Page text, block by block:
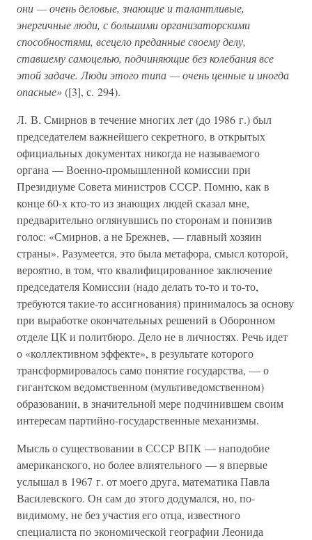
они — очень деловые, знающие и талантливые,
энергичные люди, с большими организаторскими
способностями, всецело преданные своему делу,
ставшему самоцелью, подчиняющие без колебания все
этой задаче. Люди этого типа — очень ценные и иногда
опасные»([3], с. 294).
Л. В. Смирнов в течение многих лет (до 1986 г.) был
председателем важнейшего секретного, в открытых
официальных документах никогда не называемого
органа — Военно-промышленной комиссии при
Президиуме Совета министров СССР. Помню, как в
конце 60-х кто-то из знающих людей сказал мне,
предварительно оглянувшись по сторонам и понизив
голос: «Смирнов, а не Брежнев, — главный хозяин
страны». Разумеется, это была метафора, смысл которой,
вероятно, в том, что квалифицированное заключение
председателя Комиссии (надо делать то-то и то-то,
требуются такие-то ассигнования) принималось за основу
при выработке окончательных решений в Оборонном
отделе ЦК и политбюро. Дело не в личностях. Речь идет
о «коллективном эффекте», в результате которого
трансформировалось само понятие государства, — о
гигантском ведомственном (мультиведомственном)
образовании, в значительной мере подчинившем своим
интересам партийно-государственные механизмы.
Мысль о существовании в СССР ВПК — наподобие
американского, но более влиятельного — я впервые
услышал в 1967 г. от моего друга, математика Павла
Василевского. Он сам до этого додумался, но, по-
видимому, не без участия его отца, известного
специалиста по экономической географии Леонида